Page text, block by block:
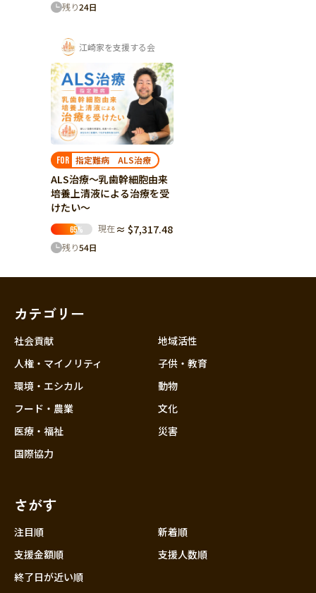
残り24日
江崎家を支援する会
FOR 指定難病 ALS治療
ALS治療～乳歯幹細胞由来
培養上清液による治療を受
けたい～
65% 現在 ≈ $7,317.48
残り54日
カテゴリー
社会貢献
人権・マイノリティ
環境・エシカル
フード・農業
医療・福祉
国際協力
地域活性
子供・教育
動物
文化
災害
さがす
注目順
新着順
支援金額順
支援人数順
終了日が近い順